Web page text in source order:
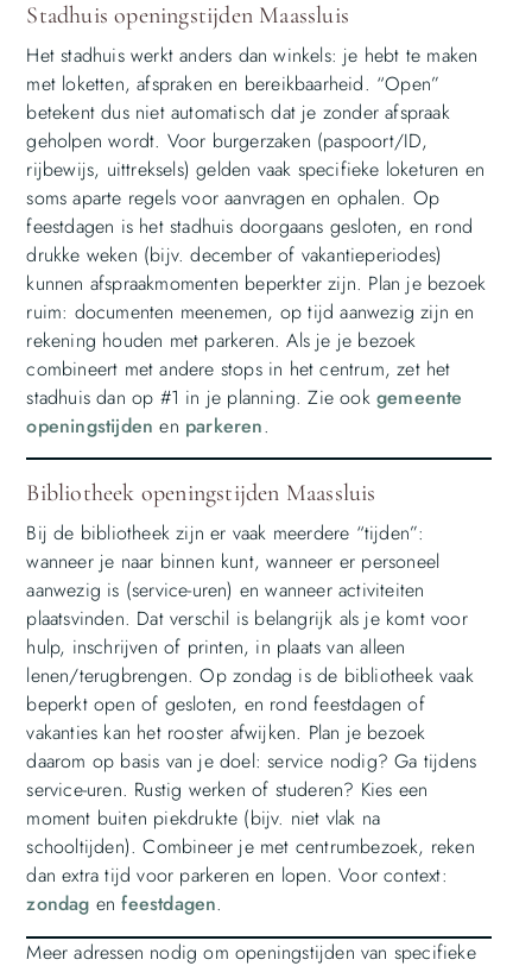
Stadhuis openingstijden Maassluis
Het stadhuis werkt anders dan winkels: je hebt te maken
met loketten, afspraken en bereikbaarheid. “Open”
betekent dus niet automatisch dat je zonder afspraak
geholpen wordt. Voor burgerzaken (paspoort/ID,
rijbewijs, uittreksels) gelden vaak specifieke loketuren en
soms aparte regels voor aanvragen en ophalen. Op
feestdagen is het stadhuis doorgaans gesloten, en rond
drukke weken (bijv. december of vakantieperiodes)
kunnen afspraakmomenten beperkter zijn. Plan je bezoek
ruim: documenten meenemen, op tijd aanwezig zijn en
rekening houden met parkeren. Als je je bezoek
combineert met andere stops in het centrum, zet het
stadhuis dan op #1 in je planning. Zie ook gemeente
openingstijden en parkeren.
Bibliotheek openingstijden Maassluis
Bij de bibliotheek zijn er vaak meerdere “tijden”:
wanneer je naar binnen kunt, wanneer er personeel
aanwezig is (service-uren) en wanneer activiteiten
plaatsvinden. Dat verschil is belangrijk als je komt voor
hulp, inschrijven of printen, in plaats van alleen
lenen/terugbrengen. Op zondag is de bibliotheek vaak
beperkt open of gesloten, en rond feestdagen of
vakanties kan het rooster afwijken. Plan je bezoek
daarom op basis van je doel: service nodig? Ga tijdens
service-uren. Rustig werken of studeren? Kies een
moment buiten piekdrukte (bijv. niet vlak na
schooltijden). Combineer je met centrumbezoek, reken
dan extra tijd voor parkeren en lopen. Voor context:
zondag enfeestdagen.
Meer adressen nodig om openingstijden van specifieke